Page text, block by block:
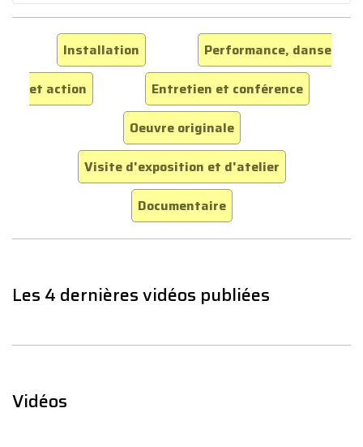
Installation
Performance, danse
et action
Entretien et conférence
Oeuvre originale
Visite d'exposition et d'atelier
Documentaire
Les 4 dernières vidéos publiées
Vidéos